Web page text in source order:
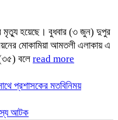
মৃত্যু হয়েছে। বুধবার (৩ জুন) দুপুর
মোকামিয়া আমতলী এলাকায় এ
বলে read more
প্রশাসকের মতবিনিময়
আটক